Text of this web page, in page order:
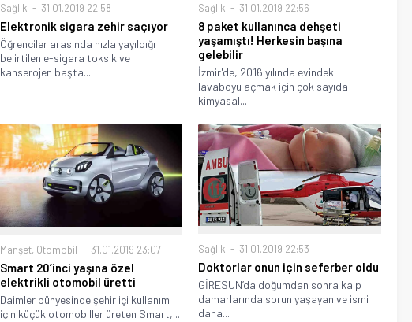
Sağlık 31.01.2019 22:58
Elektronik sigara zehir saçıyor
Öğrenciler arasında hızla yayıldığı
belirtilen e-sigara toksik ve
kanserojen başta...
Sağlık 31.01.2019 22:56
8 paket kullanınca dehşeti
yaşamıştı! Herkesin başına
gelebilir
İzmir'de, 2016 yılında evindeki
lavaboyu açmak için çok sayıda
kimyasal...
Manşet, Otomobil 31.01.2019 23:07
Smart 20’inci yaşına özel
elektrikli otomobil üretti
Daimler bünyesinde şehir içi kullanım
için küçük otomobiller üreten Smart,...
Sağlık 31.01.2019 22:53
Doktorlar onun için seferber oldu
GİRESUN’da doğumdan sonra kalp
damarlarında sorun yaşayan ve ismi
daha...